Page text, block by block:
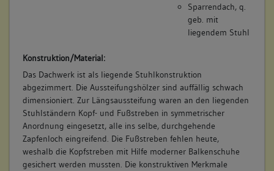
Eine überraschende Entdeckung ist eine offenbar völlig in
Vergessenheit geratene Sammlung von Gipsabgüssen im
abgetrennten nördlichen Teil des Dachraums. Es handelt sich
um Abgüsse der reichen Renaissance-Ornamentik von
Fassade und Rundtürmen des rückwärtigen Hofgebäudes des
Rathauskomplexes (früher Stadtkanzlei). Die Abgüsse waren
auf ein eigens eingebautes Holzgestell gesetzt, ein großer
Teil davon ist durch Herunterfallen beschädigt oder
zerbrochen. Der vollständigen Überarbeitung bzw.
Erneuerung wegen und weil die Originalstücke vermutlich
nicht alle aufbewahrt worden sind, kommt den Abgüssen die
Funktion der Dokumentation des Originalzustands zu.
Sparrendach, q.
geb. mit
liegendem Stuhl
Konstruktion/Material:
Das Dachwerk ist als liegende Stuhlkonstruktion
abgezimmert. Die Aussteifungshölzer sind auffällig schwach
dimensioniert. Zur Längsaussteifung waren an den liegenden
Stuhlständern Kopf- und Fußstreben in symmetrischer
Anordnung eingesetzt, alle ins selbe, durchgehende
Zapfenloch eingreifend. Die Fußstreben fehlen heute,
weshalb die Kopfstreben mit Hilfe moderner Balkenschuhe
gesichert werden mussten. Die konstruktiven Merkmale